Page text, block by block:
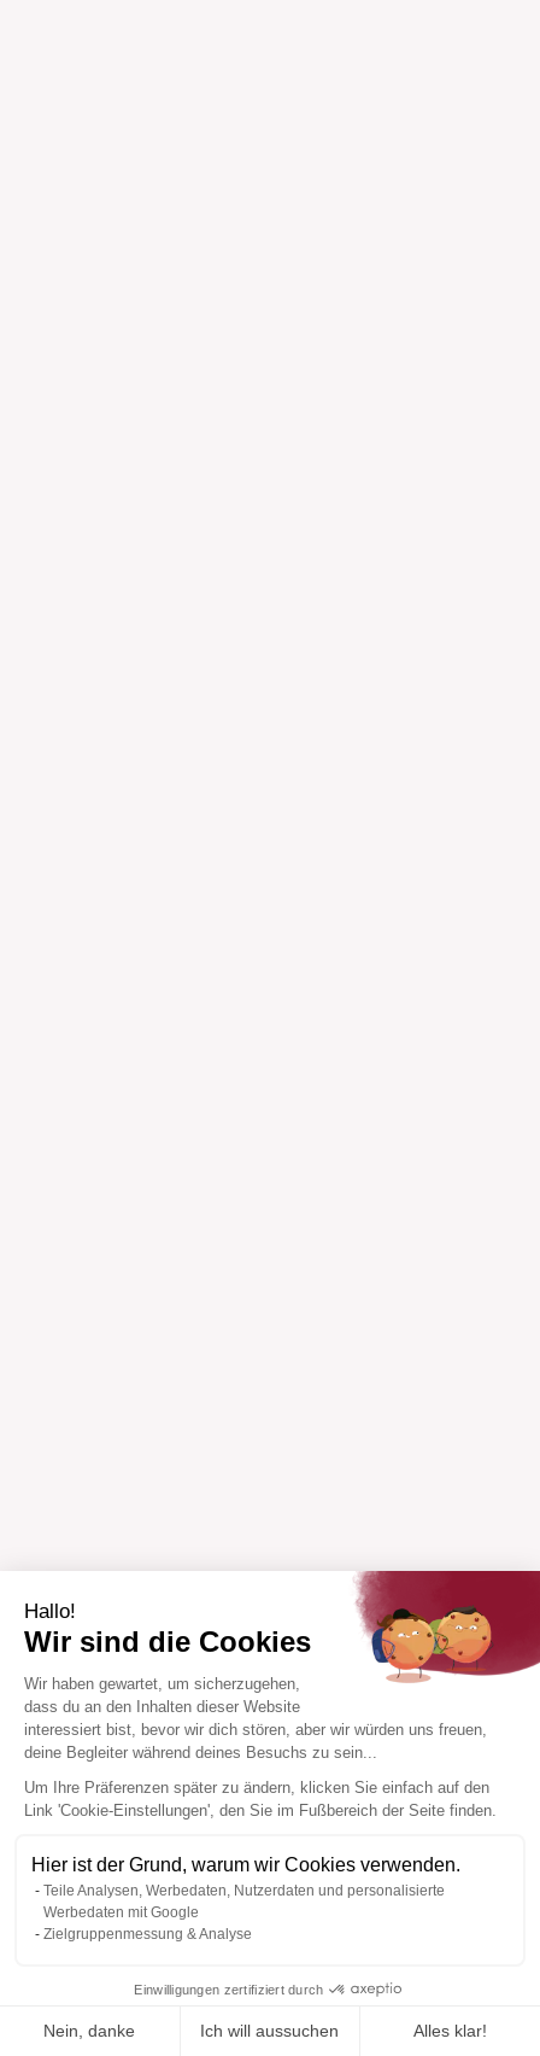
Hallo!
Wir sind die Cookies
Wir haben gewartet, um sicherzugehen,
dass du an den Inhalten dieser Website
interessiert bist, bevor wir dich stören, aber wir würden uns freuen,
deine Begleiter während deines Besuchs zu sein...
Um Ihre Präferenzen später zu ändern, klicken Sie einfach auf den
Link 'Cookie-Einstellungen', den Sie im Fußbereich der Seite finden.
Hier ist der Grund, warum wir Cookies verwenden.
Teile Analysen, Werbedaten, Nutzerdaten und personalisierte
Werbedaten mit Google
Zielgruppenmessung & Analyse
Einwilligungen zertifiziert durch
Nein, danke Ich will aussuchen Alles klar!
Zur Wishlist